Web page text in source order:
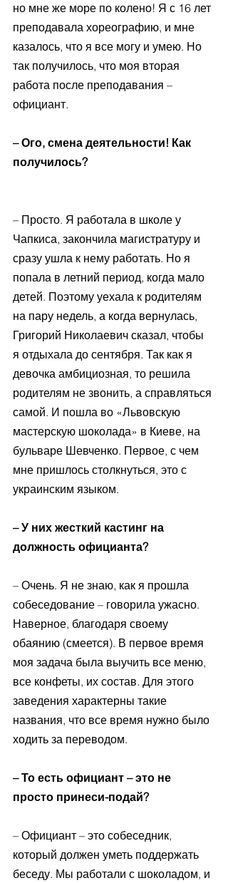
но мне же море по колено! Я с 16 лет
преподавала хореографию, и мне
казалось, что я все могу и умею. Но
так получилось, что моя вторая
работа после преподавания –
официант.
– Ого, смена деятельности! Как
получилось?
– Просто. Я работала в школе у
Чапкиса, закончила магистратуру и
сразу ушла к нему работать. Но я
попала в летний период, когда мало
детей. Поэтому уехала к родителям
на пару недель, а когда вернулась,
Григорий Николаевич сказал, чтобы
я отдыхала до сентября. Так как я
девочка амбициозная, то решила
родителям не звонить, а справляться
самой. И пошла во «Львовскую
мастерскую шоколада» в Киеве, на
бульваре Шевченко. Первое, с чем
мне пришлось столкнуться, это с
украинским языком.
– У них жесткий кастинг на
должность официанта?
– Очень. Я не знаю, как я прошла
собеседование – говорила ужасно.
Наверное, благодаря своему
обаянию (смеется). В первое время
моя задача была выучить все меню,
все конфеты, их состав. Для этого
заведения характерны такие
названия, что все время нужно было
ходить за переводом.
– То есть официант – это не
просто принеси-подай?
– Официант – это собеседник,
который должен уметь поддержать
беседу. Мы работали с шоколадом, и